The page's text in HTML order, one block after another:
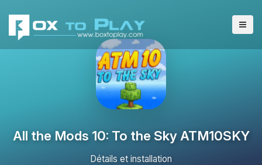
All the Mods 10: To the Sky ATM10SKY
Détails et installation